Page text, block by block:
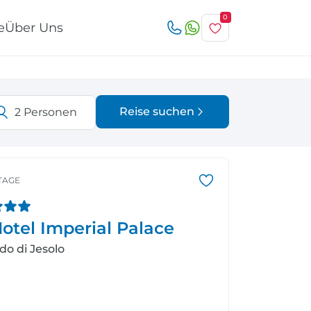
Über Uns
0
Schweiz
Nordeuropa
2 Personen Reise suchen
Imperial Palace
di Jesolo